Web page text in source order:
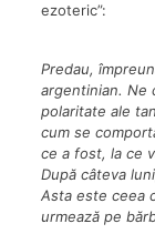
ezoteric”:
Predau,
argentinian. Ne
polaritate ale
cum se
ce a fost, la ce
După câteva
Asta este ceea
urmează pe